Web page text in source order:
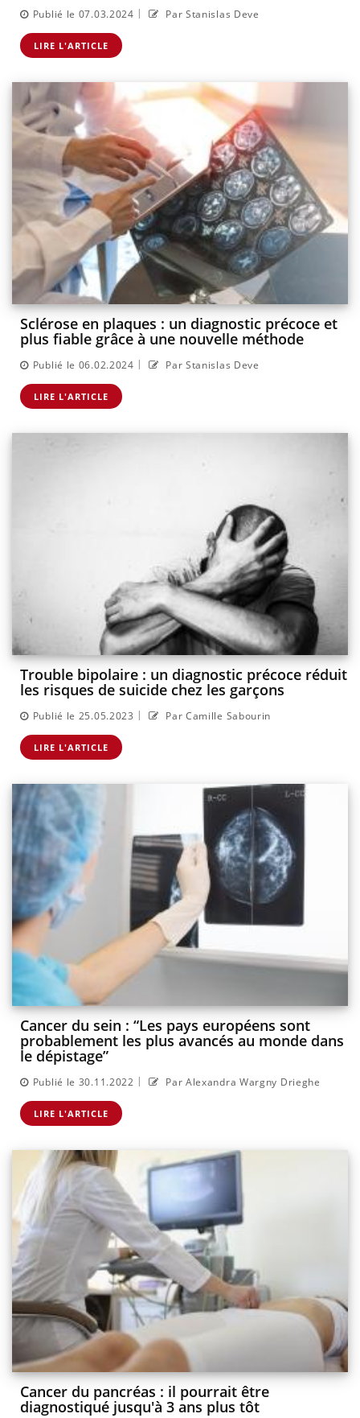
Publié le 07.03.2024 | Par Stanislas Deve
LIRE L'ARTICLE
Sclérose en plaques : un diagnostic précoce et
plus fiable grâce à une nouvelle méthode
Publié le 06.02.2024 | Par Stanislas Deve
LIRE L'ARTICLE
Trouble bipolaire : un diagnostic précoce réduit
les risques de suicide chez les garçons
Publié le 25.05.2023 | Par Camille Sabourin
LIRE L'ARTICLE
Cancer du sein : “Les pays européens sont
probablement les plus avancés au monde dans
le dépistage”
Publié le 30.11.2022 | Par Alexandra Wargny Drieghe
LIRE L'ARTICLE
Cancer du pancréas : il pourrait être
diagnostiqué jusqu'à 3 ans plus tôt